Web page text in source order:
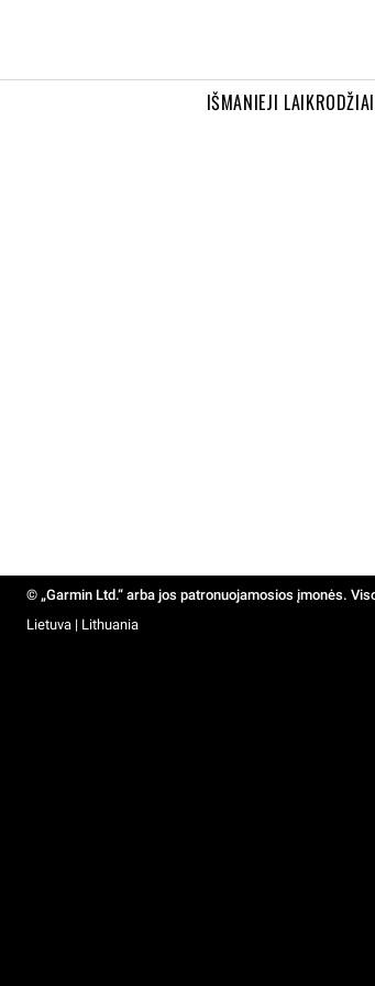
IŠMANIEJI LAIKRODŽIAI
© „Garmin Ltd.“ arba jos patronuojamosios įmonės.
Lietuva | Lithuania